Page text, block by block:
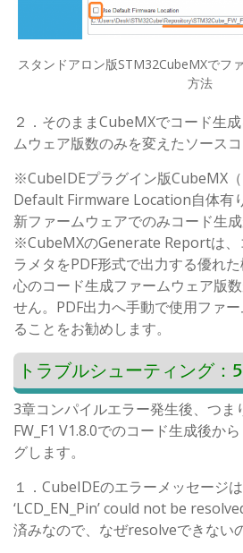
スタンドアロン版STM32CubeMXでフ
方法
２．そのままCubeMXでコード生
ムウェア版数のみを変えたソースコ
※CubeIDEプラグイン版CubeMX
Default Firmware Location自体有
新ファームウェアでのみコード生成
※CubeMXのGenerate Reportは、
ラメタをPDF形式で出力する優れ
心のコード生成ファームウェア版
せん。PDF出力へ手動で使用ファ
ることをお勧めします。
トラブルシューティング：
3章コンパイルエラー発生後、つま
FW_F1 V1.8.0でのコード生成後か
グします。
１．CubeIDEのエラーメッセージ
‘LCD_EN_Pin’ could not be
済みなので、なぜresolveできない